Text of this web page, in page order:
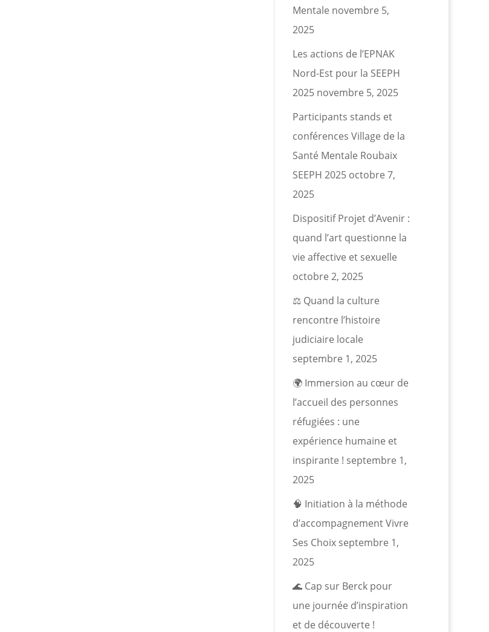
Mentale novembre 5,
2025
Les actions de l’EPNAK
Nord-Est pour la SEEPH
2025 novembre 5, 2025
Participants stands et
conférences Village de la
Santé Mentale Roubaix
SEEPH 2025 octobre 7,
2025
Dispositif Projet d’Avenir :
quand l’art questionne la
vie affective et sexuelle
octobre 2, 2025
⚖️ Quand la culture
rencontre l’histoire
judiciaire locale
septembre 1, 2025
🌍 Immersion au cœur de
l’accueil des personnes
réfugiées : une
expérience humaine et
inspirante ! septembre 1,
2025
🧠 Initiation à la méthode
d’accompagnement Vivre
Ses Choix septembre 1,
2025
🌊 Cap sur Berck pour
une journée d’inspiration
et de découverte !